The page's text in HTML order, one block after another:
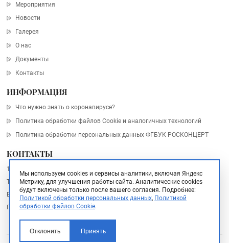
Мероприятия
Новости
Галерея
О нас
Документы
Контакты
ИНФОРМАЦИЯ
Что нужно знать о коронавирусе?
Политика обработки файлов Cookie и аналогичных технологий
Политика обработки персональных данных ФГБУК РОСКОНЦЕРТ
КОНТАКТЫ
101000, Москва, Архангельский пер., дом 10, стр. 2
Тел.:+7 (495) 748 67 77
Email: info@rosconcert.ru
Пресс-служба:pr@rosconcert.ru
Мы используем cookies и сервисы аналитики, включая Яндекс
Метрику, для улучшения работы сайта. Аналитические cookies
будут включены только после вашего согласия. Подробнее:
Политикой обработки персональных данных, Политикой
обработки файлов Cookie.
Отклонить Принять